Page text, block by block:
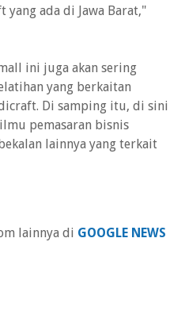
yang ada di Jawa Barat,"
ini juga akan sering
yang berkaitan
Di samping itu, di sini
pemasaran bisnis
lainnya yang terkait
lainnya di GOOGLE NEWS